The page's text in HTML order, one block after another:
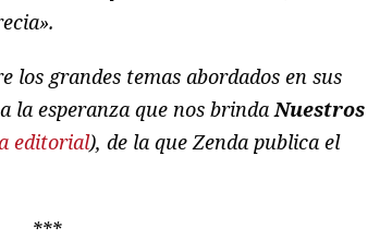
los grandes temas abordados en sus
la esperanza que nos brindaNuestros
editorial), de la que Zenda publica el
***